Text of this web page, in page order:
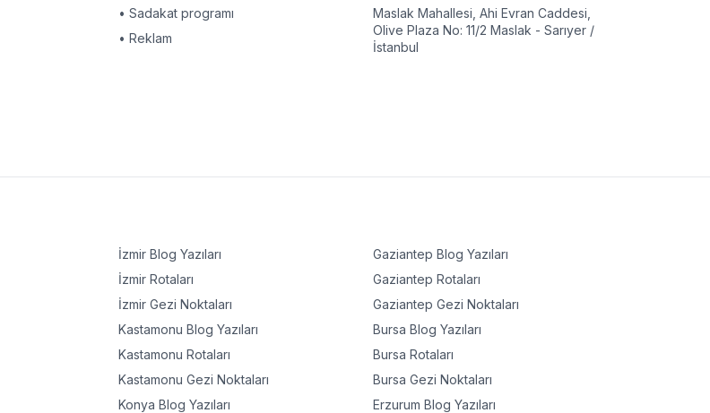
• Sadakat programı
• Reklam
Maslak Mahallesi, Ahi Evran Caddesi,
Olive Plaza No: 11/2 Maslak - Sarıyer /
İstanbul
İzmir Blog Yazıları
İzmir Rotaları
İzmir Gezi Noktaları
Kastamonu Blog Yazıları
Kastamonu Rotaları
Kastamonu Gezi Noktaları
Konya Blog Yazıları
Gaziantep Blog Yazıları
Gaziantep Rotaları
Gaziantep Gezi Noktaları
Bursa Blog Yazıları
Bursa Rotaları
Bursa Gezi Noktaları
Erzurum Blog Yazıları